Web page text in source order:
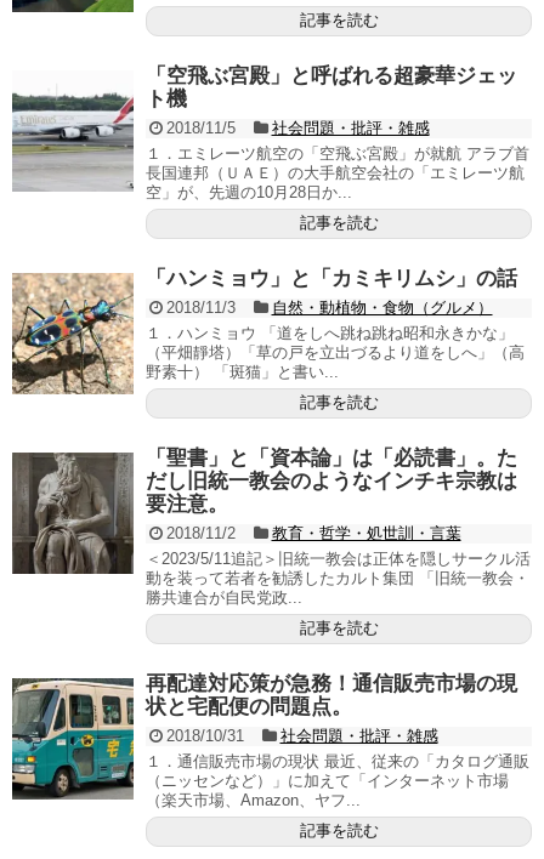
記事を読む
「空飛ぶ宮殿」と呼ばれる超豪華ジェッ
ト機
2018/11/5
社会問題・批評・雑感
１．エミレーツ航空の「空飛ぶ宮殿」が就航 アラブ首
長国連邦（ＵＡＥ）の大手航空会社の「エミレーツ航
空」が、先週の10月28日か...
記事を読む
「ハンミョウ」と「カミキリムシ」の話
2018/11/3
自然・動植物・食物（グルメ）
１．ハンミョウ 「道をしへ跳ね跳ね昭和永きかな」
（平畑靜塔）「草の戸を立出づるより道をしへ」（高
野素十） 「斑猫」と書い...
記事を読む
「聖書」と「資本論」は「必読書」。た
だし旧統一教会のようなインチキ宗教は
要注意。
2018/11/2
教育・哲学・処世訓・言葉
＜2023/5/11追記＞旧統一教会は正体を隠しサークル活
動を装って若者を勧誘したカルト集団 「旧統一教会・
勝共連合が自民党政...
記事を読む
再配達対応策が急務！通信販売市場の現
状と宅配便の問題点。
2018/10/31
社会問題・批評・雑感
１．通信販売市場の現状 最近、従来の「カタログ通販
（ニッセンなど）」に加えて「インターネット市場
（楽天市場、Amazon、ヤフ...
記事を読む